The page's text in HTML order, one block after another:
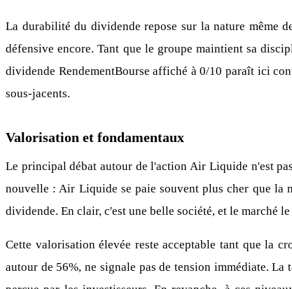
La durabilité du dividende repose sur la nature même
défensive encore. Tant que le groupe maintient sa
dividende RendementBourse affiché à 0/10 paraît ici
sous-jacents.
Valorisation et fondamentaux
Le principal débat autour de l'action Air Liquide n'est
nouvelle : Air Liquide se paie souvent plus cher que la
dividende. En clair, c'est une belle société, et le marché
Cette valorisation élevée reste acceptable tant que la
autour de 56%, ne signale pas de tension immédiate.